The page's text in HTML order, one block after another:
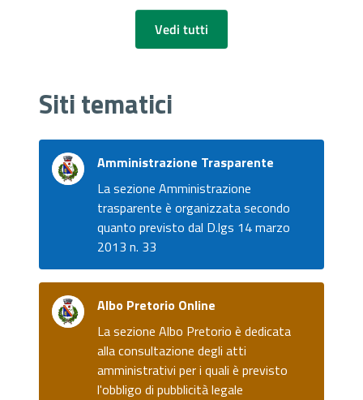
Vedi tutti
Siti tematici
Amministrazione Trasparente
La sezione Amministrazione
trasparente è organizzata secondo
quanto previsto dal D.lgs 14 marzo
2013 n. 33
Albo Pretorio Online
La sezione Albo Pretorio è dedicata
alla consultazione degli atti
amministrativi per i quali è previsto
l'obbligo di pubblicità legale